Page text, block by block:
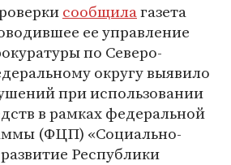
сообщилагазета
ее управление
по Северо-
округу выявило
при использовании
в рамках федеральной
(ФЦП) «Социально-
Республики